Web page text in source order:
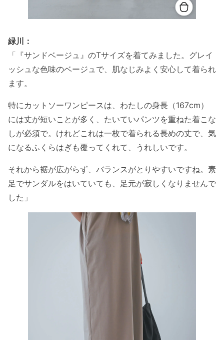
緑川：
「『サンドベージュ』のTサイズを着てみました。グレイ
ッシュな色味のベージュで、肌なじみよく安心して着られ
ます。
特にカットソーワンピースは、わたしの身長（167cm）
には丈が短いことが多く、たいていパンツを重ねた着こな
しが必須で。けれどこれは一枚で着られる長めの丈で、気
になるふくらはぎも覆ってくれて、うれしいです。
それから裾が広がらず、バランスがとりやすいですね。素
足でサンダルをはいていても、足元が寂しくなりませんで
した」